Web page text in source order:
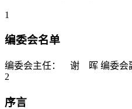
1
编委会名单
编委会主任： 谢 晖 编
2
序言